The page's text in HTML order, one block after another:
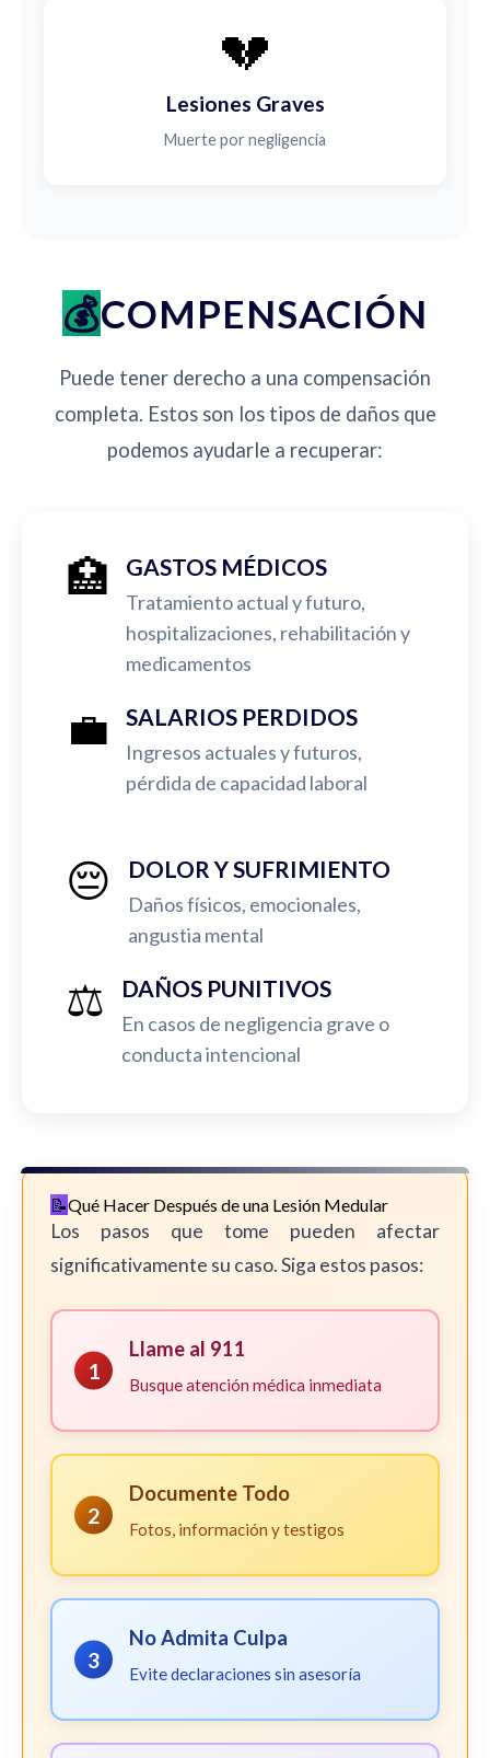
💔
Lesiones Graves
Muerte por negligencia
COMPENSACIÓN
Puede tener derecho a una compensación
completa. Estos son los tipos de daños que
podemos ayudarle a recuperar:
🏥 GASTOS MÉDICOS
Tratamiento actual y futuro,
hospitalizaciones, rehabilitación y
medicamentos
💼 SALARIOS PERDIDOS
Ingresos actuales y futuros,
pérdida de capacidad laboral
😔 DOLOR Y SUFRIMIENTO
Daños físicos, emocionales,
angustia mental
⚖️ DAÑOS PUNITIVOS
En casos de negligencia grave o
conducta intencional
Qué Hacer Después de una Lesión Medular
Los pasos que tome pueden afectar
significativamente su caso. Siga estos pasos:
1
Llame al 911
Busque atención médica inmediata
2
Documente Todo
Fotos, información y testigos
3
No Admita Culpa
Evite declaraciones sin asesoría